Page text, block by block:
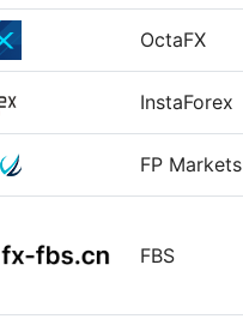
OctaFX
InstaForex
FP Markets
FBS